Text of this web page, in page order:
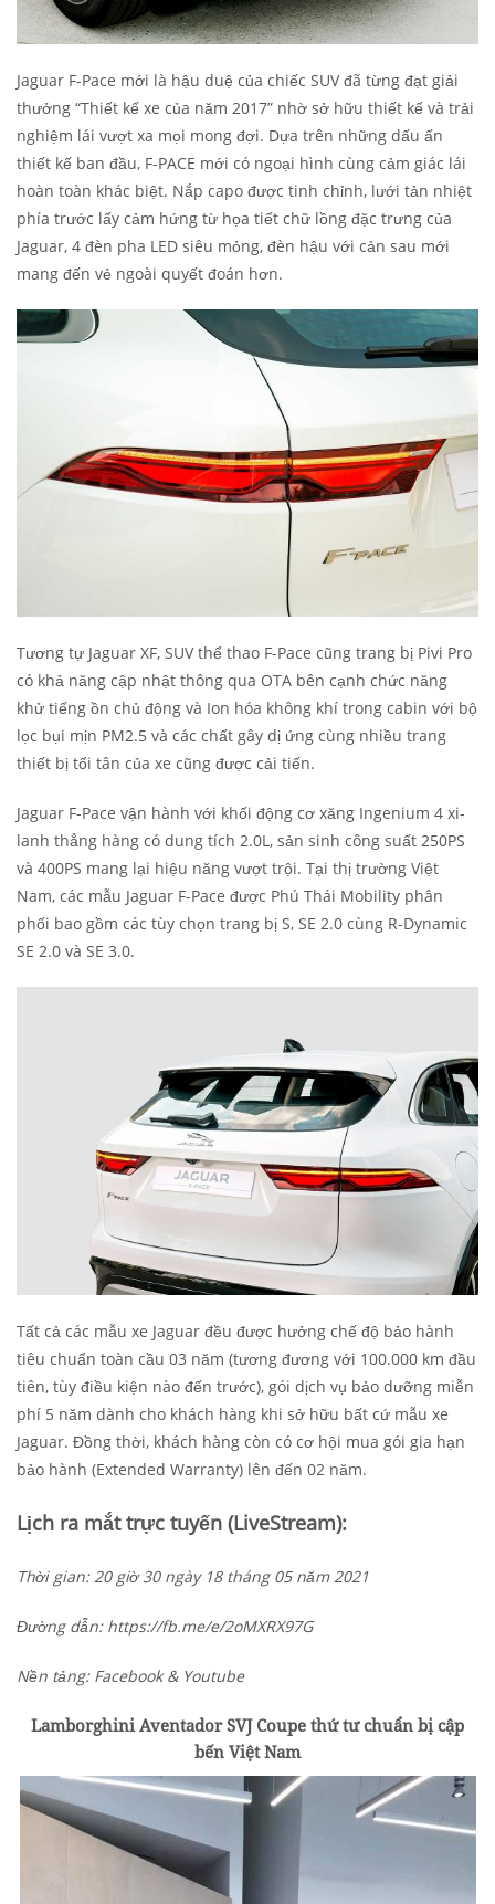
Jaguar F-Pace mới là hậu duệ của chiếc SUV đã từng đạt giải
thưởng “Thiết kế xe của năm 2017” nhờ sở hữu thiết kế và trải
nghiệm lái vượt xa mọi mong đợi. Dựa trên những dấu ấn
thiết kế ban đầu, F-PACE mới có ngoại hình cùng cảm giác lái
hoàn toàn khác biệt. Nắp capo được tinh chỉnh, lưới tản nhiệt
phía trước lấy cảm hứng từ họa tiết chữ lồng đặc trưng của
Jaguar, 4 đèn pha LED siêu mỏng, đèn hậu với cản sau mới
mang đến vẻ ngoài quyết đoán hơn.
Tương tự Jaguar XF, SUV thể thao F-Pace cũng trang bị Pivi Pro
có khả năng cập nhật thông qua OTA bên cạnh chức năng
khử tiếng ồn chủ động và Ion hóa không khí trong cabin với bộ
lọc bụi mịn PM2.5 và các chất gây dị ứng cùng nhiều trang
thiết bị tối tân của xe cũng được cải tiến.
Jaguar F-Pace vận hành với khối động cơ xăng Ingenium 4 xi-
lanh thẳng hàng có dung tích 2.0L, sản sinh công suất 250PS
và 400PS mang lại hiệu năng vượt trội. Tại thị trường Việt
Nam, các mẫu Jaguar F-Pace được Phú Thái Mobility phân
phối bao gồm các tùy chọn trang bị S, SE 2.0 cùng R-Dynamic
SE 2.0 và SE 3.0.
Tất cả các mẫu xe Jaguar đều được hưởng chế độ bảo hành
tiêu chuẩn toàn cầu 03 năm (tương đương với 100.000 km đầu
tiên, tùy điều kiện nào đến trước), gói dịch vụ bảo dưỡng miễn
phí 5 năm dành cho khách hàng khi sở hữu bất cứ mẫu xe
Jaguar. Đồng thời, khách hàng còn có cơ hội mua gói gia hạn
bảo hành (Extended Warranty) lên đến 02 năm.
Lịch ra mắt trực tuyến (LiveStream):
Thời gian: 20 giờ 30 ngày 18 tháng 05 năm 2021
Đường dẫn: https://fb.me/e/2oMXRX97G
Nền tảng: Facebook & Youtube
Lamborghini Aventador SVJ Coupe thứ tư chuẩn bị cập
bến Việt Nam